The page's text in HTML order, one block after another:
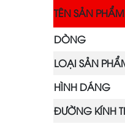
TÊN SẢN PHẨM
DÒNG
LOẠI SẢN
HÌNH DÁNG
ĐƯỜNG KÍNH